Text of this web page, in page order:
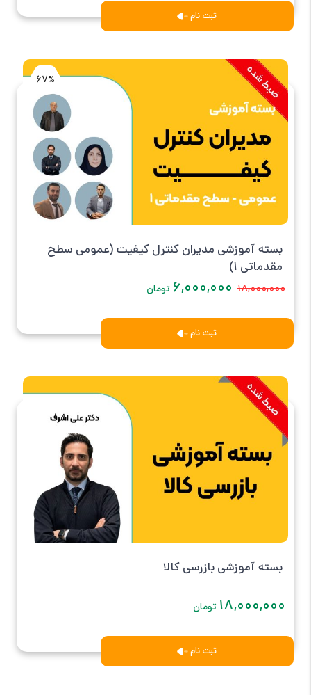
ثبت نام
67%
بسته آموزشی مدیران کنترل کیفیت (عمومی سطح
مقدماتی 1)
۱۸,۰۰۰,۰۰۰ ۶,۰۰۰,۰۰۰ تومان
ثبت نام
بسته آموزشی بازرسی کالا
۱۸,۰۰۰,۰۰۰ تومان
ثبت نام